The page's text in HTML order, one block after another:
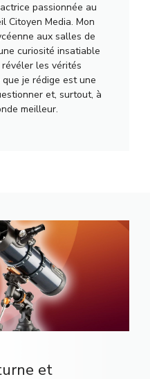
passionnée au
Citoyen Media. Mon
aux salles de
curiosité insatiable
les vérités
je rédige est une
et, surtout, à
meilleur.
et